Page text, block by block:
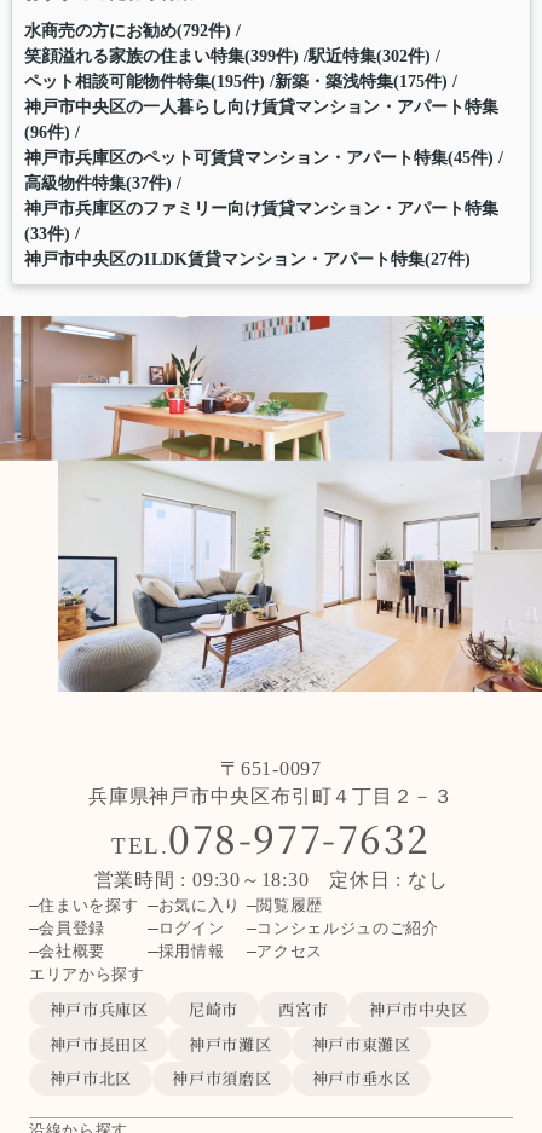
水商売の方にお勧め(792件)
笑顔溢れる家族の住まい特集(399件) 駅近特集(302件)
ペット相談可能物件特集(195件) 新築・築浅特集(175件)
神戸市中央区の一人暮らし向け賃貸マンション・アパート特集
(96件)
神戸市兵庫区のペット可賃貸マンション・アパート特集(45件)
高級物件特集(37件)
神戸市兵庫区のファミリー向け賃貸マンション・アパート特集
(33件)
神戸市中央区の1LDK賃貸マンション・アパート特集(27件)
〒651-0097
兵庫県神戸市中央区布引町４丁目２－３
TEL.078-977-7632
営業時間 : 09:30～18:30 定休日 : なし
住まいを探す お気に入り
閲覧履歴
会員登録
ログイン
コンシェルジュのご紹介
会社概要
採用情報
アクセス
エリアから探す
神戸市兵庫区 尼崎市 西宮市
神戸市中央区
神戸市長田区
神戸市灘区
神戸市東灘区
神戸市北区
神戸市須磨区 神戸市垂水区